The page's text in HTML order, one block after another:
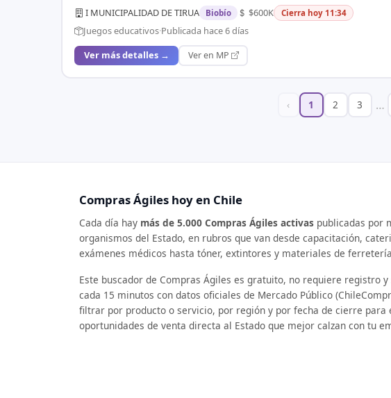
I MUNICIPALIDAD DE TIRUA Biobío $600K Cierra hoy 11:34
Juegos educativos·Publicada hace 6 días
Ver más detalles →
Ver en MP
‹ 1 2 3 …
Compras Ágiles hoy en Chile
Cada día hay más de 5.000 Compras Ágiles activas publicadas por
organismos del Estado, en rubros que van desde capacitación,
exámenes médicos hasta tóner, extintores y materiales de
Este buscador de Compras Ágiles es gratuito, no requiere registro y
cada 15 minutos con datos oficiales de Mercado Público
filtrar por producto o servicio, por región y por fecha de cierre para
oportunidades de venta directa al Estado que mejor calzan con tu